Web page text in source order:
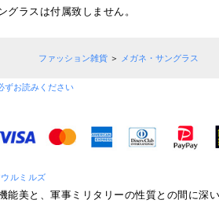
グラスは付属致しません。
ファッション雑貨 ＞ メガネ・サングラス
お読みください
ルミルズ
能美と、軍事ミリタリーの性質との間に深